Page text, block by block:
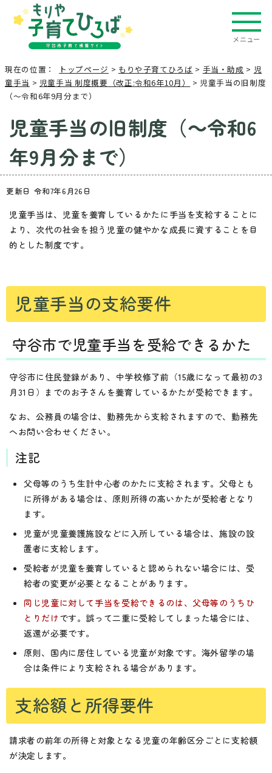
メニュー
現在の位置： トップページ > もりや子育てひろば > 手当・助成 > 児
童手当 > 児童手当 制度概要（改正:令和6年10月）
> 児童手当の旧制度
（～令和6年9月分まで）
児童手当の旧制度（～令和6
年9月分まで）
更新日 令和7年6月26日
児童手当は、児童を養育しているかたに手当を支給することに
より、次代の社会を担う児童の健やかな成長に資することを目
的とした制度です。
児童手当の支給要件
守谷市で児童手当を受給できるかた
守谷市に住民登録があり、中学校修了前（15歳になって最初の3
月31日）までのお子さんを養育しているかたが受給できます。
なお、公務員の場合は、勤務先から支給されますので、勤務先
へお問い合わせください。
注記
父母等のうち生計中心者のかたに支給されます。父母とも
に所得がある場合は、原則所得の高いかたが受給者となり
ます。
児童が児童養護施設などに入所している場合は、施設の設
置者に支給します。
受給者が児童を養育していると認められない場合には、受
給者の変更が必要となることがあります。
同じ児童に対して手当を受給できるのは、父母等のうちひ
とりだけです。誤って二重に受給してしまった場合には、
返還が必要です。
原則、国内に居住している児童が対象です。海外留学の場
合は条件により支給される場合があります。
支給額と所得要件
請求者の前年の所得と対象となる児童の年齢区分ごとに支給額
が決定します。